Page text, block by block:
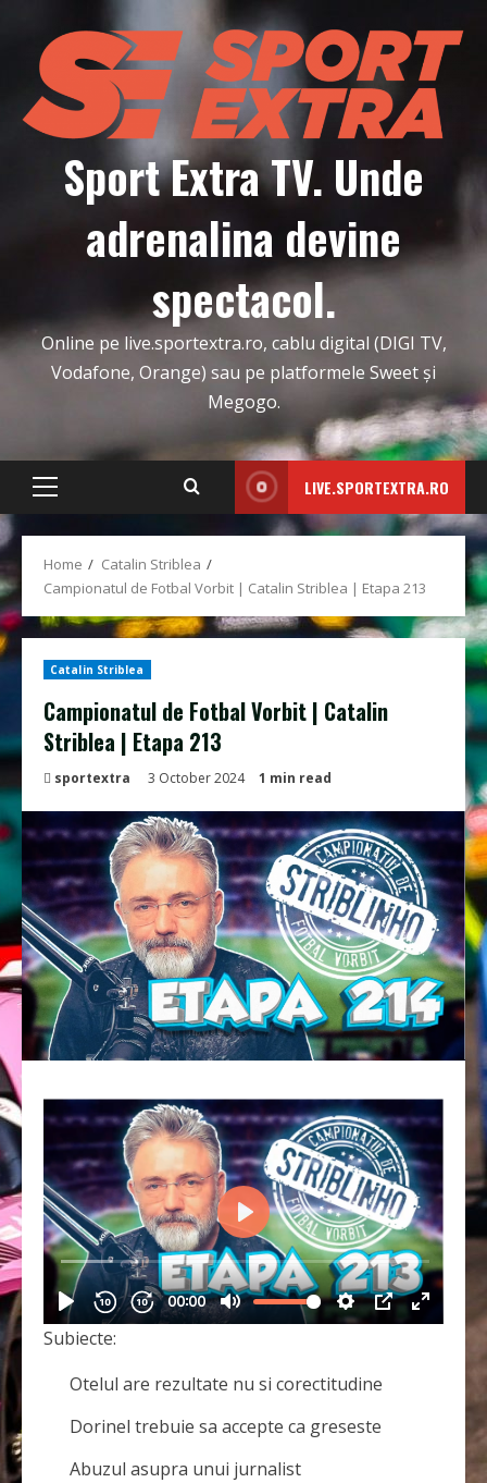
content
Sport Extra TV. Unde
adrenalina devine
spectacol.
Online pe live.sportextra.ro, cablu digital (DIGI TV,
Vodafone, Orange) sau pe platformele Sweet și
Megogo.
Primary
LIVE.SPORTEXTRA.RO
Home
Catalin Striblea
Campionatul de Fotbal Vorbit | Catalin Striblea | Etapa 213
Catalin Striblea
Campionatul de Fotbal Vorbit | Catalin
Striblea | Etapa 213
sportextra 3 October 2024 1 min read
Subiecte:
Otelul are rezultate nu si corectitudine
Dorinel trebuie sa accepte ca greseste
Abuzul asupra unui jurnalist